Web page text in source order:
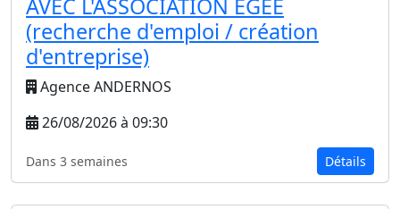
AVEC L'ASSOCIATION EGEE
(recherche d'emploi / création
d'entreprise)
Agence ANDERNOS
26/08/2026 à 09:30
Dans 3 semaines Détails